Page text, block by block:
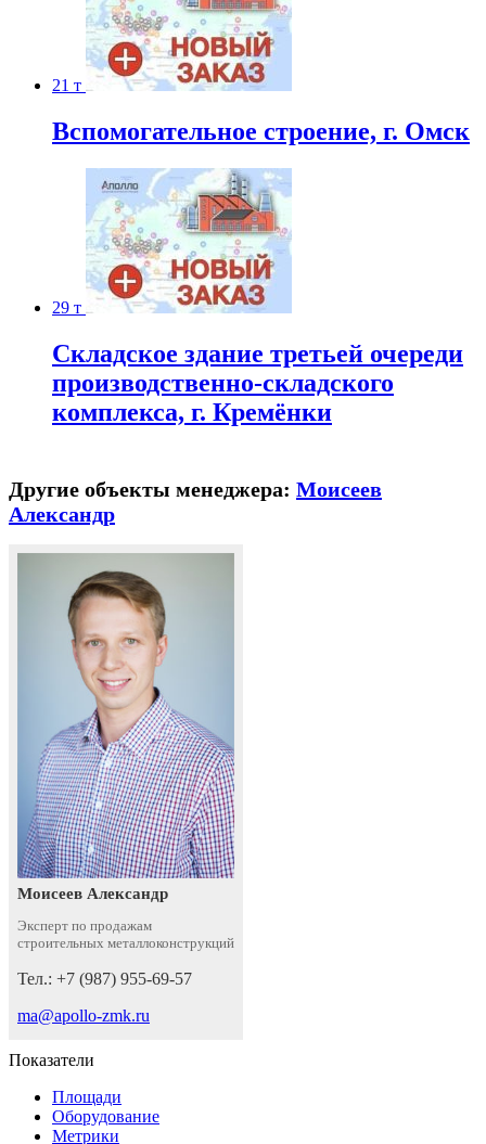
21 т
Вспомогательное строение, г. Омск
29 т
Складское здание третьей очереди
производственно-складского
комплекса, г. Кремёнки
Другие объекты менеджера: Моисеев
Александр
Моисеев Александр
Эксперт по продажам
строительных металлоконструкций
Тел.: +7 (987) 955-69-57
ma@apollo-zmk.ru
Показатели
Площади
Оборудование
Метрики